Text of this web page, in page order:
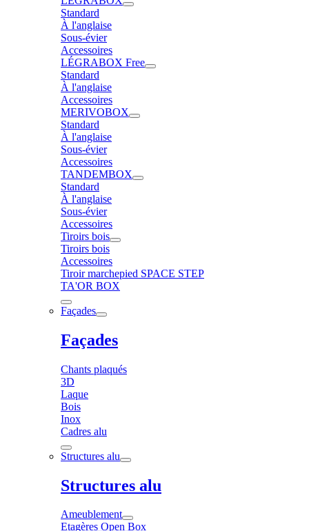
Standard
À l'anglaise
Sous-évier
Accessoires
LÉGRABOX Free
Standard
À l'anglaise
Accessoires
MERIVOBOX
Standard
À l'anglaise
Sous-évier
Accessoires
TANDEMBOX
Standard
À l'anglaise
Sous-évier
Accessoires
Tiroirs bois
Tiroirs bois
Accessoires
Tiroir marchepied SPACE STEP
TA'OR BOX
Façades
Façades
Chants plaqués
3D
Laque
Bois
Inox
Cadres alu
Structures alu
Structures alu
Ameublement
Etagères Open Box